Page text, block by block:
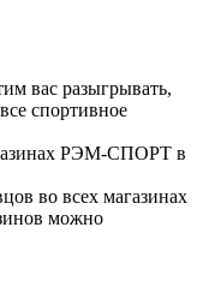
вас разыгрывать,
спортивное
РЭМ-СПОРТ в
во всех магазинах
можно